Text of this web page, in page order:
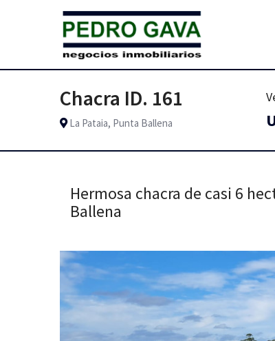
Chacra ID. 161
La Pataia, Punta Ballena
Hermosa chacra de casi 6
Ballena